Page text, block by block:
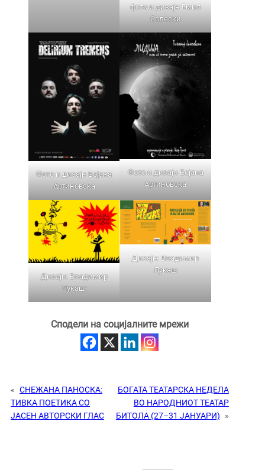
фото и дизајн Емил
Солески
Фото и дизајн Бојана
Артиновска
Фото и дизајн Бојана
Артиновска
Дизајн: Владимир
Лукаш:
Дизајн: Владимир
Лукаш
Сподели на социјалните мрежи
« СНЕЖАНА ПАНОСКА:
ТИВКА ПОЕТИКА СО
ЈАСЕН АВТОРСКИ ГЛАС
БОГАТА ТЕАТАРСКА НЕДЕЛА
ВО НАРОДНИОТ ТЕАТАР
БИТОЛА (27–31 ЈАНУАРИ)
»